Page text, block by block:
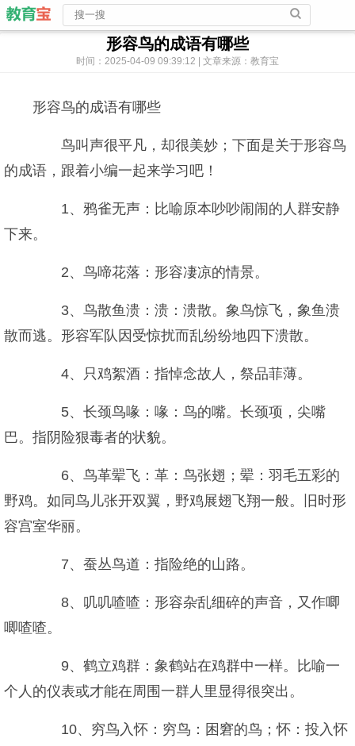
形容鸟的成语有哪些
时间：2025-04-09 09:39:12 | 文章来源：教育宝
形容鸟的成语有哪些
鸟叫声很平凡，却很美妙；下面是关于形容鸟
的成语，跟着小编一起来学习吧！
1、鸦雀无声：比喻原本吵吵闹闹的人群安静
下来。
2、鸟啼花落：形容凄凉的情景。
3、鸟散鱼溃：溃：溃散。象鸟惊飞，象鱼溃
散而逃。形容军队因受惊扰而乱纷纷地四下溃散。
4、只鸡絮酒：指悼念故人，祭品菲薄。
5、长颈鸟喙：喙：鸟的嘴。长颈项，尖嘴
巴。指阴险狠毒者的状貌。
6、鸟革翚飞：革：鸟张翅；翚：羽毛五彩的
野鸡。如同鸟儿张开双翼，野鸡展翅飞翔一般。旧时形
容宫室华丽。
7、蚕丛鸟道：指险绝的山路。
8、叽叽喳喳：形容杂乱细碎的声音，又作唧
唧喳喳。
9、鹤立鸡群：象鹤站在鸡群中一样。比喻一
个人的仪表或才能在周围一群人里显得很突出。
10、穷鸟入怀：穷鸟：困窘的鸟；怀：投入怀